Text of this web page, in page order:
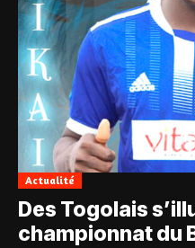
Actualité
Des Togolais
championnat du